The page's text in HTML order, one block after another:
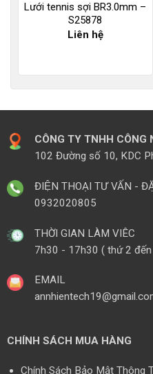
Lưới tennis sợi BR3.0mm –
S25878
Liên hệ
CÔNG TY TNHH CÔNG
102 Đường số 10, KDC
ĐIỆN THOẠI TƯ VẤN -
0932020805
THỜI GIAN LÀM VIÊC
7h30 - 17h30 ( thứ 2
EMAIL
CHÍNH SÁCH MUA HÀNG
Chính Sách Bảo Mật Thông